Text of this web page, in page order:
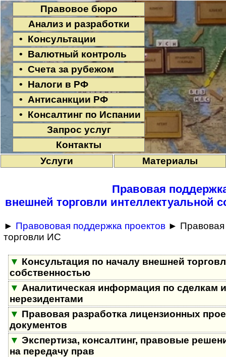
Правовое бюро
Анализ и разработки
• Консультации
• Валютный контроль
• Счета за рубежом
• Налоги в РФ
• Антисанкции РФ
• Консалтинг по Испании
Запрос услуг
Контакты
Услуги
Материалы
Правовая
внешней торговли интеллектуальной
► Правововая поддержка проектов ► Правовая
торговли ИС
▼ Консультация по началу внешней
собственностью
▼ Аналитическая информация по сделкам
нерезидентами
▼ Правовая разработка лицензионных
документов
▼ Экспертиза, консалтинг, правовые
на передачу прав